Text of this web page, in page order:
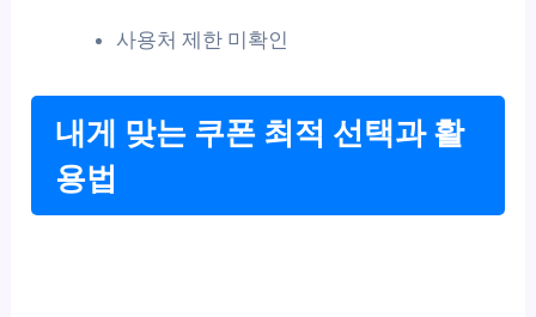
사용처 제한 미확인
내게 맞는 쿠폰 최적 선택과 활
용법